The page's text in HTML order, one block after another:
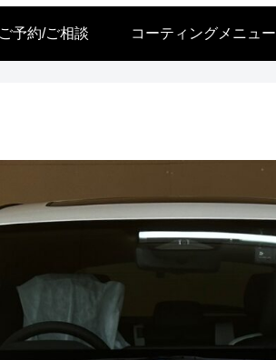
予約/ご相談 コーティングメニュー